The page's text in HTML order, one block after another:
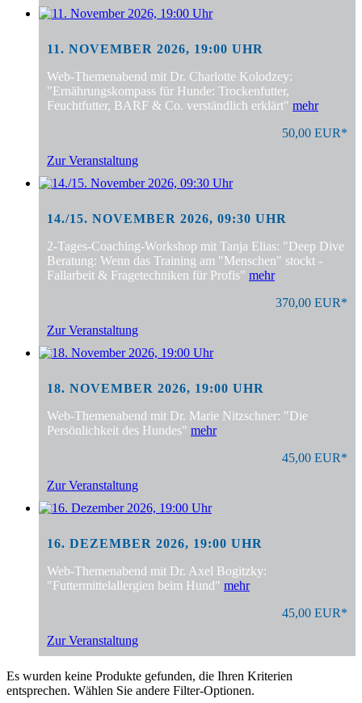
11. NOVEMBER 2026, 19:00 UHR
Web-Themenabend mit Dr. Charlotte Kolodzey:
"Ernährungskompass für Hunde: Trockenfutter,
Feuchtfutter, BARF & Co. verständlich erklärt" mehr
50,00 EUR*
Zur Veranstaltung
14./15. NOVEMBER 2026, 09:30 UHR
2-Tages-Coaching-Workshop mit Tanja Elias: "Deep Dive
Beratung: Wenn das Training am "Menschen" stockt -
Fallarbeit & Fragetechniken für Profis" mehr
370,00 EUR*
Zur Veranstaltung
18. NOVEMBER 2026, 19:00 UHR
Web-Themenabend mit Dr. Marie Nitzschner: "Die
Persönlichkeit des Hundes" mehr
45,00 EUR*
Zur Veranstaltung
16. DEZEMBER 2026, 19:00 UHR
Web-Themenabend mit Dr. Axel Bogitzky:
"Futtermittelallergien beim Hund" mehr
45,00 EUR*
Zur Veranstaltung
Es wurden keine Produkte gefunden, die Ihren Kriterien
entsprechen. Wählen Sie andere Filter-Optionen.